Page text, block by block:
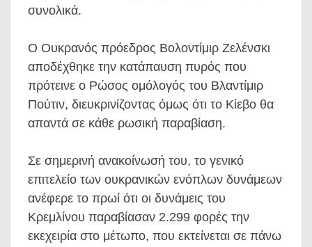
συνολικά.
Ο Ουκρανός πρόεδρος Βολοντίμιρ Ζελένσκι
αποδέχθηκε την κατάπαυση πυρός που
πρότεινε ο Ρώσος ομόλογός του Βλαντίμιρ
Πούτιν, διευκρινίζοντας όμως ότι το Κίεβο θα
απαντά σε κάθε ρωσική παραβίαση.
Σε σημερινή ανακοίνωσή του, το γενικό
επιτελείο των ουκρανικών ενόπλων δυνάμεων
ανέφερε το πρωί ότι οι δυνάμεις του
Κρεμλίνου παραβίασαν 2.299 φορές την
εκεχειρία στο μέτωπο, που εκτείνεται σε πάνω